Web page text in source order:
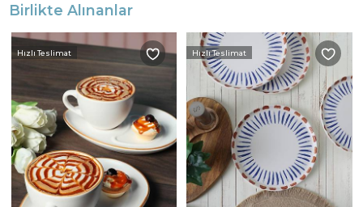
Birlikte Alınanlar
Hızlı Teslimat Hızlı Teslimat